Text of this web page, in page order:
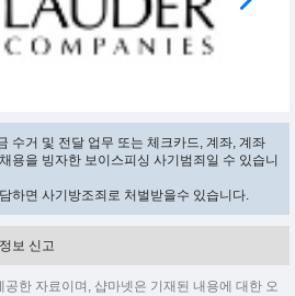
수거 및 전달 업무 또는 체크카드, 계좌, 계좌
용을 빙자한 보이스피싱 사기범죄일 수 있습니
하면 사기방조죄로 처벌받을수 있습니다.
보 신고
한 자료이며, 샵마넷은 기재된 내용에 대한 오